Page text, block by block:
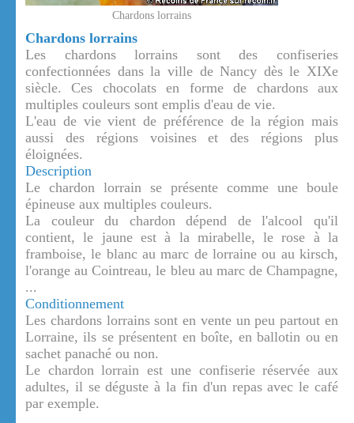
Chardons lorrains
Chardons lorrains
Les chardons lorrains sont des confiseries
confectionnées dans la ville de Nancy dès le XIXe
siècle. Ces chocolats en forme de chardons aux
multiples couleurs sont emplis d'eau de vie.
L'eau de vie vient de préférence de la région mais
aussi des régions voisines et des régions plus
éloignées.
Description
Le chardon lorrain se présente comme une boule
épineuse aux multiples couleurs.
La couleur du chardon dépend de l'alcool qu'il
contient, le jaune est à la mirabelle, le rose à la
framboise, le blanc au marc de lorraine ou au kirsch,
l'orange au Cointreau, le bleu au marc de Champagne,
...
Conditionnement
Les chardons lorrains sont en vente un peu partout en
Lorraine, ils se présentent en boîte, en ballotin ou en
sachet panaché ou non.
Le chardon lorrain est une confiserie réservée aux
adultes, il se déguste à la fin d'un repas avec le café
par exemple.